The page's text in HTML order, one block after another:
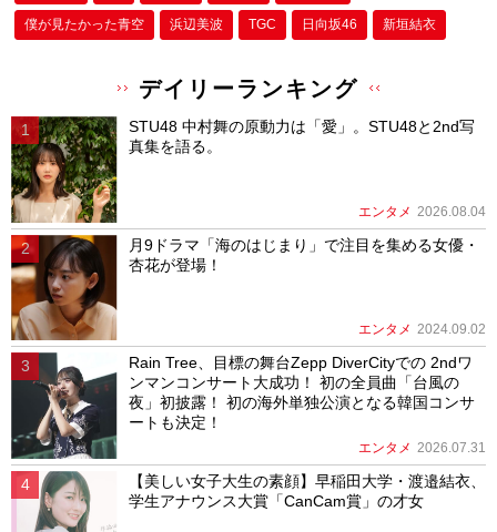
僕が⾒たかった⻘空 浜辺美波 TGC 日向坂46 新垣結衣
デイリーランキング
STU48 中村舞の原動力は「愛」。STU48と2nd写
真集を語る。
エンタメ 2026.08.04
月9ドラマ「海のはじまり」で注目を集める女優・
杏花が登場！
エンタメ 2024.09.02
Rain Tree、目標の舞台Zepp DiverCityでの 2ndワ
ンマンコンサート大成功！ 初の全員曲「台風の
夜」初披露！ 初の海外単独公演となる韓国コンサ
ートも決定！
エンタメ 2026.07.31
【美しい女子大生の素顔】早稲田大学・渡邉結衣、
学生アナウンス大賞「CanCam賞」の才女